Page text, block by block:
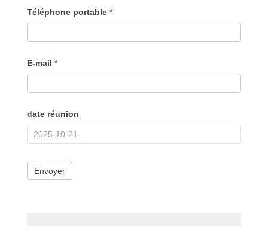
Téléphone portable *
E-mail *
date réunion
Envoyer